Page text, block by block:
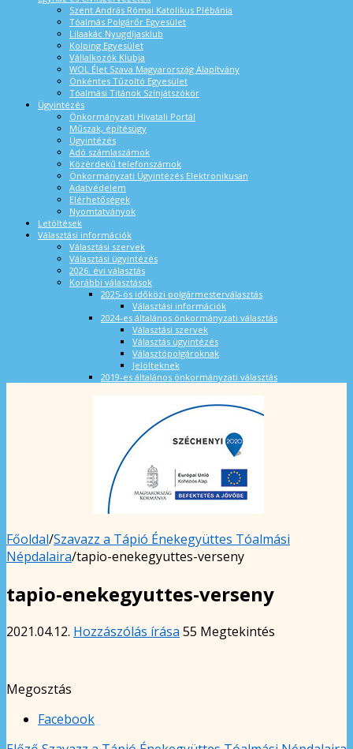
Szent András Római Katolikus Plébánia
Tóalmás Polgárőr Egyesület
Lilaakác Nyugdíjasklub
Kolping Egyesület
Vállalkozók Klubja
WOL Élet Szava Magyarország Alapítvány
Önkéntes Tűzoltó Egyesület
Tóalmási Titánok Színjátszókör
Ügyintézés
Önkormányzati Hivatali Portál
Műszak, építésügy
Ügyintézés
Adó számlaszámok
Közérdekű telefonszámok
Önkormányzati Ügyintézés Elektronikusan
Adatvédelem
Elérhetőségek
Nyomtatványok
Letöltések
Választási információk
Választási szervek
Választási ügyintézés
2026. évi választás
Korábbi választások
2025-ös időközi polgármesterválasztás
Választási információk
2024-es általános önkormányzati választás
Választási szervek
Választás ügyintézés
Választópolgároknak
Jelölteknek
2019-es általános önkormányzati választás
Főoldal/Szavazz a Tápió Énekegyüttes Tóalmási
Népdalaira/tapio-enekegyuttes-verseny
tapio-enekegyuttes-verseny
2021.04.12. Hozzászólás írása 55 Megtekintés
Megosztás
Facebook